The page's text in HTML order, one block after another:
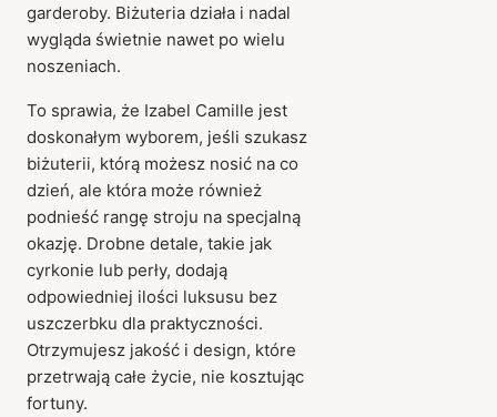
garderoby. Biżuteria działa i nadal
wygląda świetnie nawet po wielu
noszeniach.
To sprawia, że Izabel Camille jest
doskonałym wyborem, jeśli szukasz
biżuterii, którą możesz nosić na co
dzień, ale która może również
podnieść rangę stroju na specjalną
okazję. Drobne detale, takie jak
cyrkonie lub perły, dodają
odpowiedniej ilości luksusu bez
uszczerbku dla praktyczności.
Otrzymujesz jakość i design, które
przetrwają całe życie, nie kosztując
fortuny.